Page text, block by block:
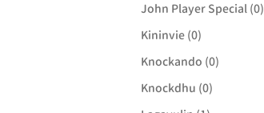
John Player Special (0)
Kininvie (0)
Knockando (0)
Knockdhu (0)